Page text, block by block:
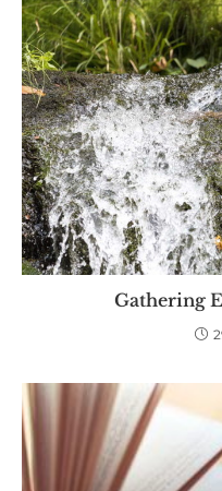
Gathering